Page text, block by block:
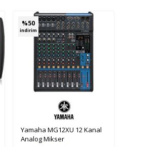
%50
indirim
Yamaha MG12XU 12 Kanal
Analog Mikser